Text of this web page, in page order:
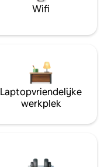
Wifi
Laptopvriendelijke
werkplek